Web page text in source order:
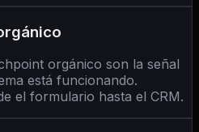
orgánico son la señal
está funcionando.
el formulario hasta el CRM.